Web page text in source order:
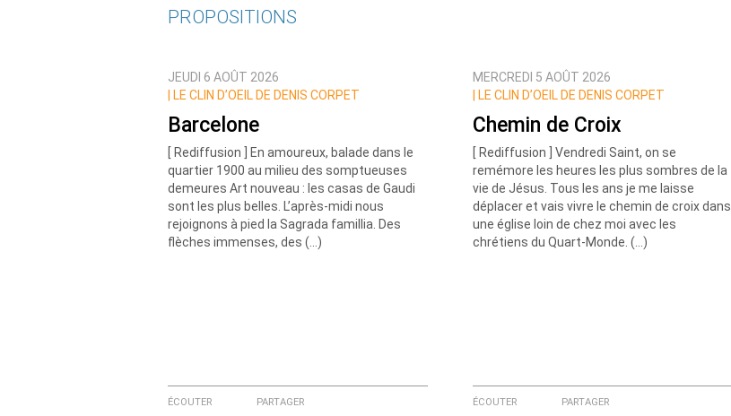
Nom
Courriel (non publié)
Ajoutez votre commentaire ici
PROPOSITIONS
JEUDI 6 AOÛT 2026
LE CLIN D’OEIL DE DENIS CORPET
Barcelone
[ Rediffusion ] En amoureux, balade dans le
quartier 1900 au milieu des somptueuses
demeures Art nouveau : les casas de Gaudi
sont les plus belles. L’après-midi nous
rejoignons à pied la Sagrada famillia. Des
flèches immenses, des (…)
ÉCOUTER PARTAGER
MERCREDI 5 AOÛT 2026
LE CLIN D’OEIL DE DENIS CORPET
Chemin de Croix
[ Rediffusion ] Vendredi Saint, on se
remémore les heures les plus sombres de la
vie de Jésus. Tous les ans je me laisse
déplacer et vais vivre le chemin de croix dans
une église loin de chez moi avec les
chrétiens du Quart-Monde. (…)
ÉCOUTER PARTAGER